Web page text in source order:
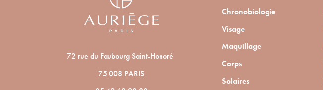
72 rue du Faubourg Saint-Honoré
75 008 PARIS
Chronobiologie
Visage
Maquillage
Corps
Solaires